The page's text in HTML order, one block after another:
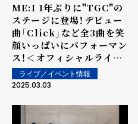
ME:I 1年ぶりに"TGC"の
ステージに登場！デビュー
曲「Click」など全3曲を笑
顔いっぱいにパフォーマン
ス！＜オフィシャルライブ
レポート＞
ライブ／イベント情報
2025.03.03